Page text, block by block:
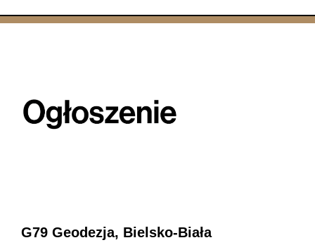
G79 Geodezja, Bielsko-Biała